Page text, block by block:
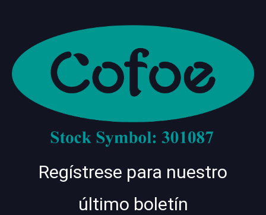
Regístrese para nuestro
último boletín